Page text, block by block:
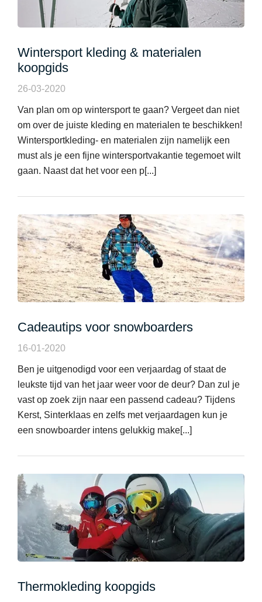
Wintersport kleding & materialen
koopgids
26-03-2020
Van plan om op wintersport te gaan? Vergeet dan niet
om over de juiste kleding en materialen te beschikken!
Wintersportkleding- en materialen zijn namelijk een
must als je een fijne wintersportvakantie tegemoet wilt
gaan. Naast dat het voor een p[...]
Cadeautips voor snowboarders
16-01-2020
Ben je uitgenodigd voor een verjaardag of staat de
leukste tijd van het jaar weer voor de deur? Dan zul je
vast op zoek zijn naar een passend cadeau? Tijdens
Kerst, Sinterklaas en zelfs met verjaardagen kun je
een snowboarder intens gelukkig make[...]
Thermokleding koopgids